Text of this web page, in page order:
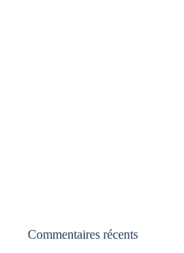
Commentaires récents